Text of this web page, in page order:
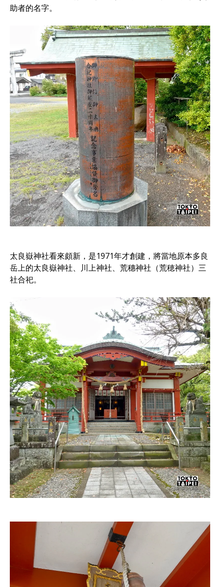
助者的名字。
太良嶽神社看來頗新，是1971年才創建，將當地原本多良
岳上的太良嶽神社、川上神社、荒穗神社（荒穂神社）三
社合祀。